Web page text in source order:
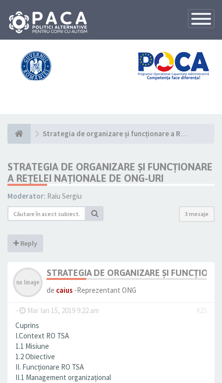
Toggle
Strategia de organizare și funcționare a Rețelei RO TSA
STRATEGIA DE ORGANIZARE ȘI FUNCȚIONARE
A REȚELEI NAȚIONALE DE ONG-URI
Moderator: Raiu Sergiu
3 mesaje
Reply
STRATEGIA DE ORGANIZARE ȘI
de caius -Reprezentant ONG
- Mar Ian 15, 2019 9:22 am
#23
Cuprins
I.Context RO TSA
1.1 Misiune
1.2 Obiective
II. Funcționare RO TSA
II.1 Management organizațional